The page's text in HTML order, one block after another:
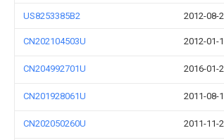
US8253385B2 2012-08-
CN202104503U 2012-01-
CN204992701U 2016-01-
CN201928061U 2011-08-
CN202050260U 2011-11-